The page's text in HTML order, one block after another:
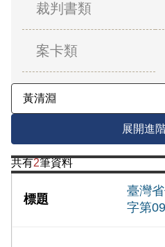
關於我們
意見信箱
裁判書類
案卡類
展開進
共有2筆資料
臺灣
字第